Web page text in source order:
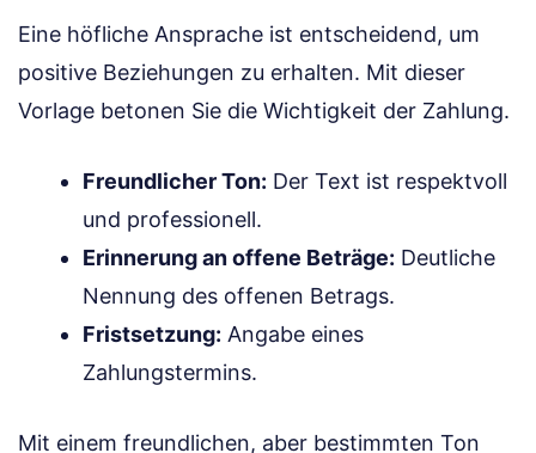
Eine höfliche Ansprache ist entscheidend, um
positive Beziehungen zu erhalten. Mit dieser
Vorlage betonen Sie die Wichtigkeit der Zahlung.
Freundlicher Ton: Der Text ist respektvoll
und professionell.
Erinnerung an offene Beträge: Deutliche
Nennung des offenen Betrags.
Fristsetzung: Angabe eines
Zahlungstermins.
Mit einem freundlichen, aber bestimmten Ton